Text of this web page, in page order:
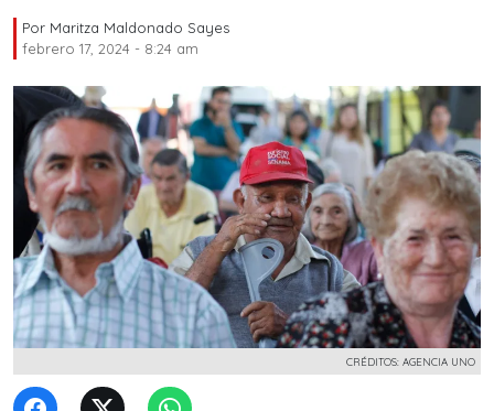
Por Maritza Maldonado Sayes
febrero 17, 2024 - 8:24 am
CRÉDITOS: AGENCIA UNO